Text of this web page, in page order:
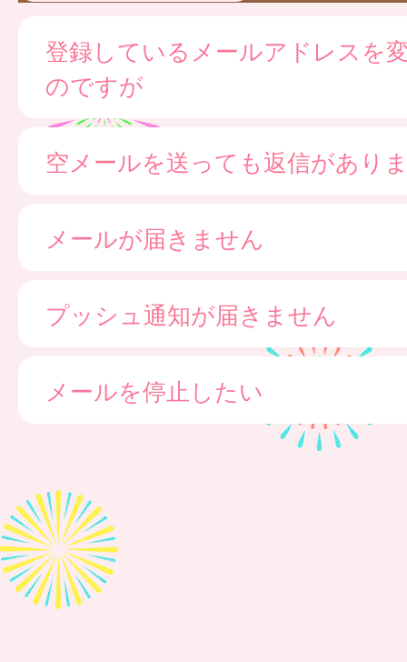
登録しているメールアドレスを
のですが
空メールを送っても返信があり
メールが届きません
プッシュ通知が届きません
メールを停止したい